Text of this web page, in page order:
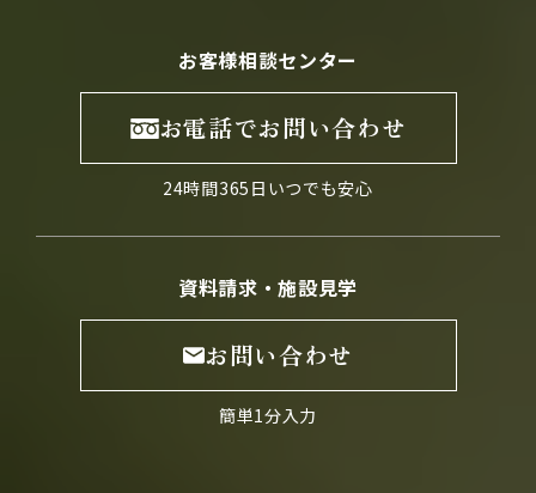
お客様相談センター
お電話でお問い合わせ
24時間365日いつでも安心
資料請求・施設見学
お問い合わせ
簡単1分入力